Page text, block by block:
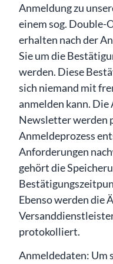
Anmeldung zu
einem sog. Double-
erhalten nach der
Sie um die
werden. Diese
sich niemand mit
anmelden kann. Die
Newsletter werden
Anmeldeprozess
Anforderungen
gehört die
Ebenso werden die
protokolliert.
Anmeldedaten: Um